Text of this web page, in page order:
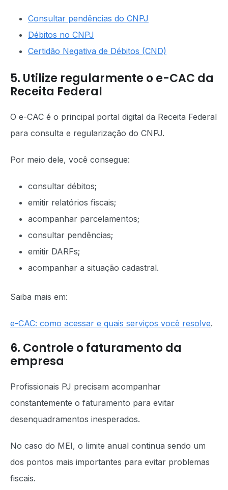
Consultar pendências do CNPJ
Débitos no CNPJ
Certidão Negativa de Débitos (CND)
5. Utilize regularmente o e-CAC da
Receita Federal
O e-CAC é o principal portal digital da Receita Federal
para consulta e regularização do CNPJ.
Por meio dele, você consegue:
consultar débitos;
emitir relatórios fiscais;
acompanhar parcelamentos;
consultar pendências;
emitir DARFs;
acompanhar a situação cadastral.
Saiba mais em:
e-CAC: como acessar e quais serviços você resolve.
6. Controle o faturamento da
empresa
Profissionais PJ precisam acompanhar
constantemente o faturamento para evitar
desenquadramentos inesperados.
No caso do MEI, o limite anual continua sendo um
dos pontos mais importantes para evitar problemas
fiscais.